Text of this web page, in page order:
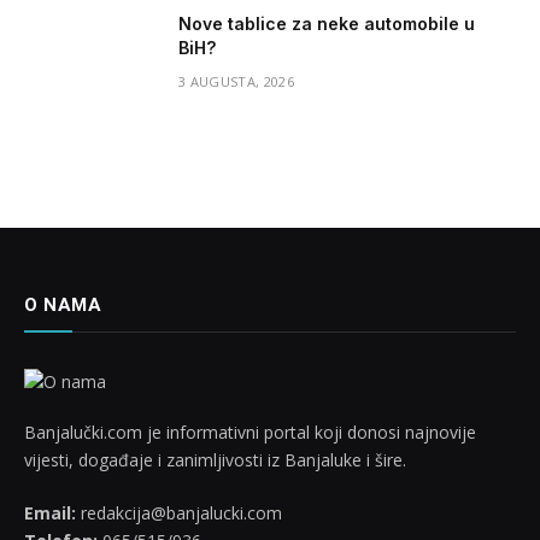
Nove tablice za neke automobile u
BiH?
3 AUGUSTA, 2026
O NAMA
Banjalučki.com je informativni portal koji donosi najnovije
vijesti, događaje i zanimljivosti iz Banjaluke i šire.
Email: redakcija@banjalucki.com